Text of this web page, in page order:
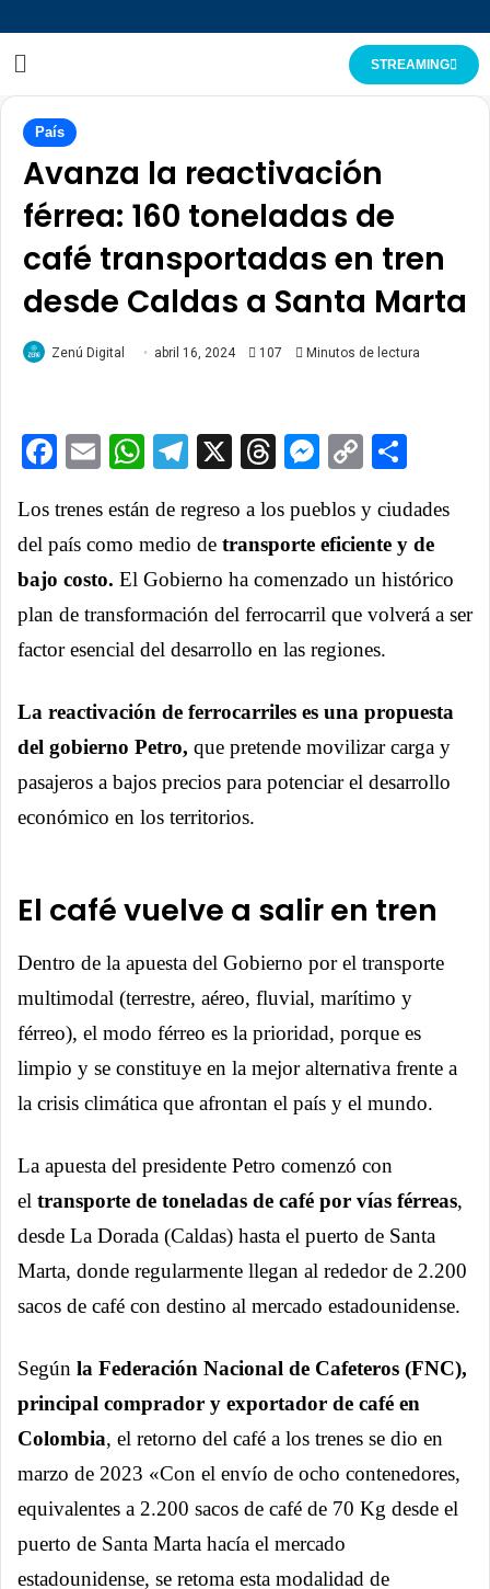
STREAMING
País
Avanza la reactivación
férrea: 160 toneladas de
café transportadas en tren
desde Caldas a Santa Marta
Zenú Digital abril 16, 2024 107 Minutos de lectura
Facebook
EmailWhatsApp
Telegram
X ThreadsCopy
Los trenes están de regreso a los pueblos y ciudades
del país como medio de transporte eficiente y de
bajo costo. El Gobierno ha comenzado un histórico
plan de transformación del ferrocarril que volverá a ser
factor esencial del desarrollo en las regiones.
La reactivación de ferrocarriles es una propuesta
del gobierno Petro, que pretende movilizar carga y
pasajeros a bajos precios para potenciar el desarrollo
económico en los territorios.
El café vuelve a salir en tren
Dentro de la apuesta del Gobierno por el transporte
multimodal (terrestre, aéreo, fluvial, marítimo y
férreo), el modo férreo es la prioridad, porque es
limpio y se constituye en la mejor alternativa frente a
la crisis climática que afrontan el país y el mundo.
La apuesta del presidente Petro comenzó con
el transporte de toneladas de café por vías férreas,
desde La Dorada (Caldas) hasta el puerto de Santa
Marta, donde regularmente llegan al rededor de 2.200
sacos de café con destino al mercado estadounidense.
Según la Federación Nacional de Cafeteros (FNC),
principal comprador y exportador de café en
Colombia, el retorno del café a los trenes se dio en
marzo de 2023 «Con el envío de ocho contenedores,
equivalentes a 2.200 sacos de café de 70 Kg desde el
puerto de Santa Marta hacía el mercado
estadounidense, se retoma esta modalidad de